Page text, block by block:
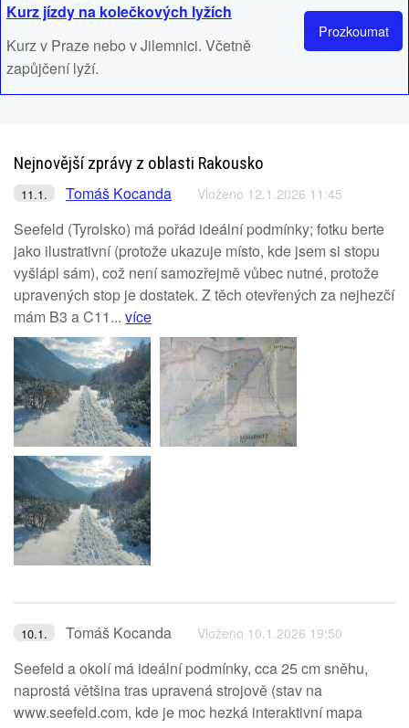
Prozkoumat
Kurz jízdy na kolečkových lyžích
Kurz v Praze nebo v Jilemnici. Včetně
zapůjčení lyží.
Nejnovější zprávy z oblasti Rakousko
11.1. Tomáš Kocanda Vloženo 12.1.2026 11:45
Seefeld (Tyrolsko) má pořád ideální podmínky; fotku berte
jako ilustrativní (protože ukazuje místo, kde jsem si stopu
vyšlápl sám), což není samozřejmě vůbec nutné, protože
upravených stop je dostatek. Z těch otevřených za nejhezčí
mám B3 a C11... více
10.1. Tomáš Kocanda Vloženo 10.1.2026 19:50
Seefeld a okolí má ideální podmínky, cca 25 cm sněhu,
naprostá většina tras upravená strojově (stav na
www.seefeld.com, kde je moc hezká interaktivní mapa